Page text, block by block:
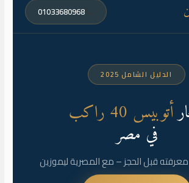
01033680968
الدليل الشامل 2025
أتوبيس 40 راكب
في مصر
قبل الحجز – مع المصرية ليموزين